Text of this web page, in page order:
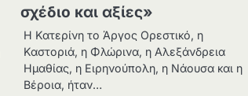
σχέδιο και αξίες»
Η Κατερίνη το Άργος Ορεστικό, η
Καστοριά, η Φλώρινα, η Αλεξάνδρεια
Ημαθίας, η Ειρηνούπολη, η Νάουσα και η
Βέροια, ήταν…